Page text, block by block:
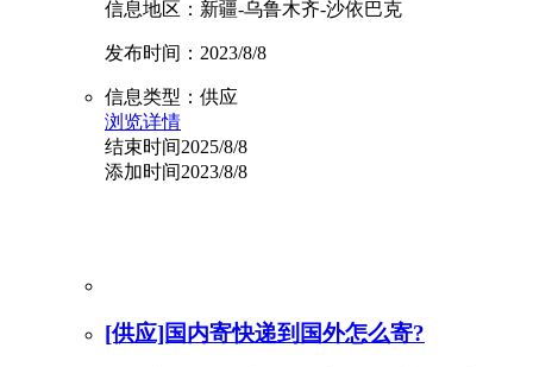
信息地区：新疆-乌鲁木齐-沙依巴克
发布时间：2023/8/8
信息类型：供应
浏览详情
结束时间2025/8/8
添加时间2023/8/8
[供应]国内寄快递到国外怎么寄?